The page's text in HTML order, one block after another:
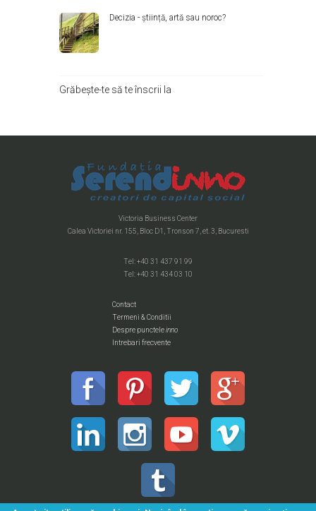
Decizia - știință, artă sau noroc?
Grăbește-te să te înscrii la
Victoria Business Center
Calea Victoriei nr. 155, Bloc D1, Tronson 7, et. 3, Bucuresti
Tel: +40 31 437 91 99
Tel: +40 31 434 03 10
Contact
Termeni & Conditii
Despre puncteleinno
Intrebari frecvente